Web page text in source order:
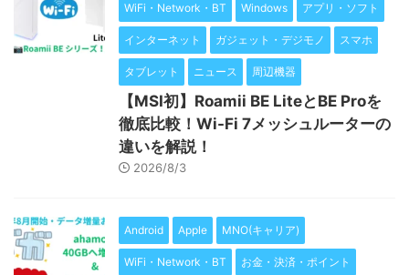
WiFi・Network・BT Windows アプリ・ソフト
インターネット ガジェット・デジモノ スマホ
タブレット ニュース 周辺機器
【MSI初】Roamii BE LiteとBE Proを
徹底比較！Wi-Fi 7メッシュルーターの
違いを解説！
2026/8/3
Android Apple MNO(キャリア)
WiFi・Network・BT お金・決済・ポイント